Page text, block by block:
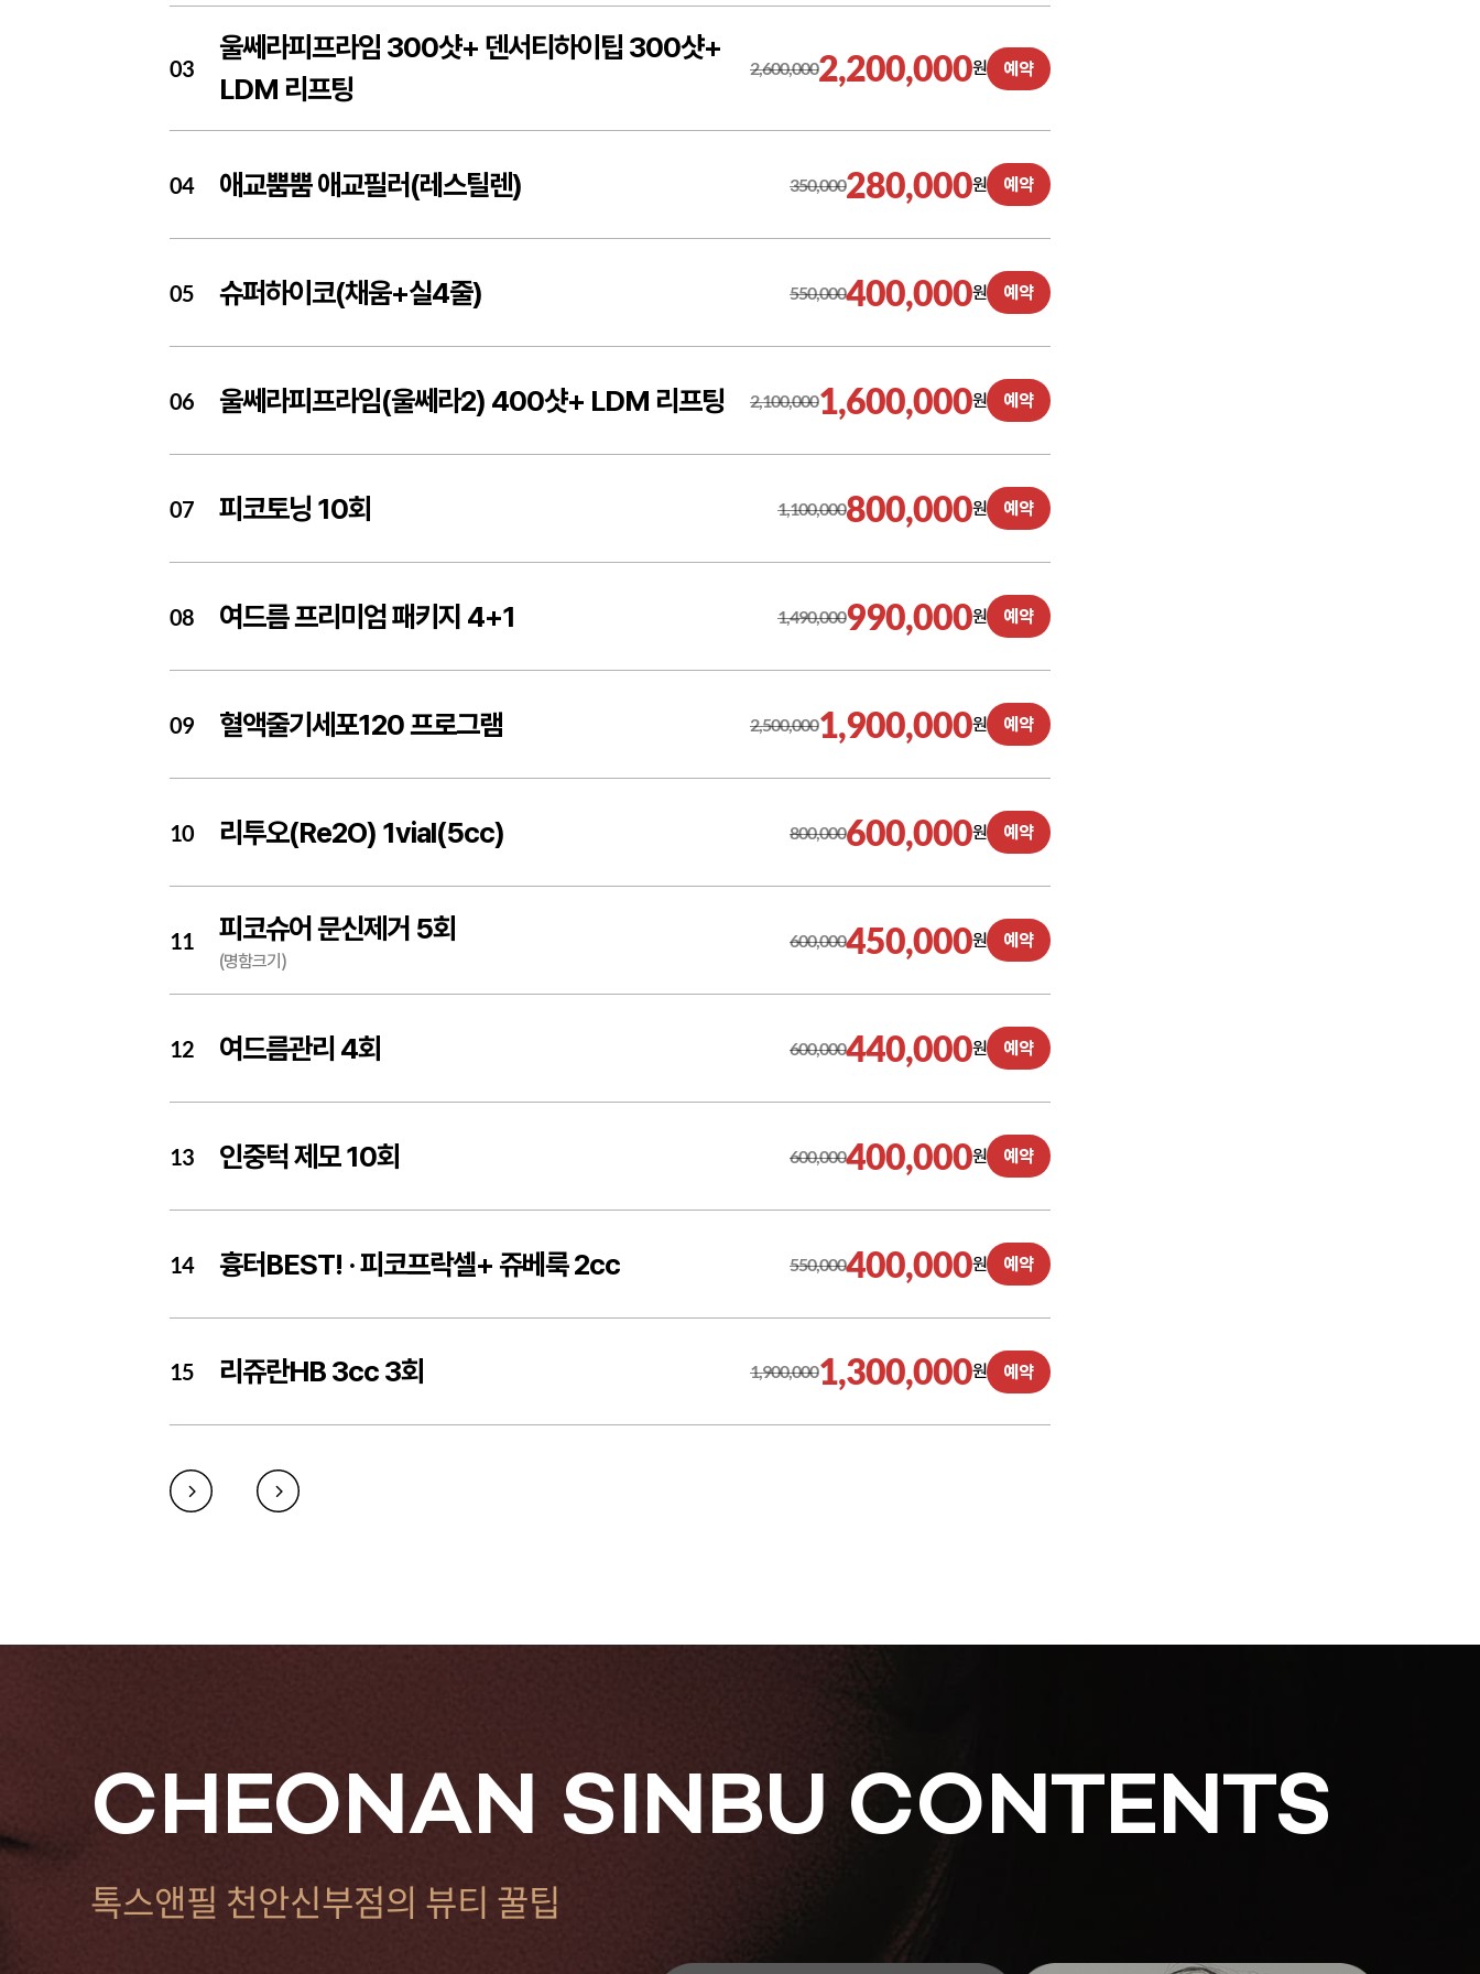
03
울쎄라피프라임 300샷+ 덴서티하이팁 300샷+
LDM 리프팅
2,600,0002,200,000원 예약
04 애교뿜뿜 애교필러(레스틸렌) 350,000280,000원 예약
05 슈퍼하이코(채움+실4줄) 550,000400,000원 예약
06 울쎄라피프라임(울쎄라2) 400샷+ LDM 리프팅 2,100,0001,600,000원 예약
07 피코토닝 10회 1,100,000800,000원 예약
08 여드름 프리미엄 패키지 4+1 1,490,000990,000원 예약
09 혈액줄기세포120 프로그램 2,500,0001,900,000원 예약
10 리투오(Re2O) 1vial(5cc) 800,000600,000원 예약
11 피코슈어 문신제거 5회
(명함크기)
600,000450,000원 예약
12 여드름관리 4회 600,000440,000원 예약
13 인중턱 제모 10회 600,000400,000원 예약
14 흉터BEST! ·피코프락셀+ 쥬베룩 2cc 550,000400,000원 예약
15 리쥬란HB 3cc 3회 1,900,0001,300,000원 예약
CHEONAN SINBU CONTENTS
톡스앤필 천안신부점의 뷰티 꿀팁